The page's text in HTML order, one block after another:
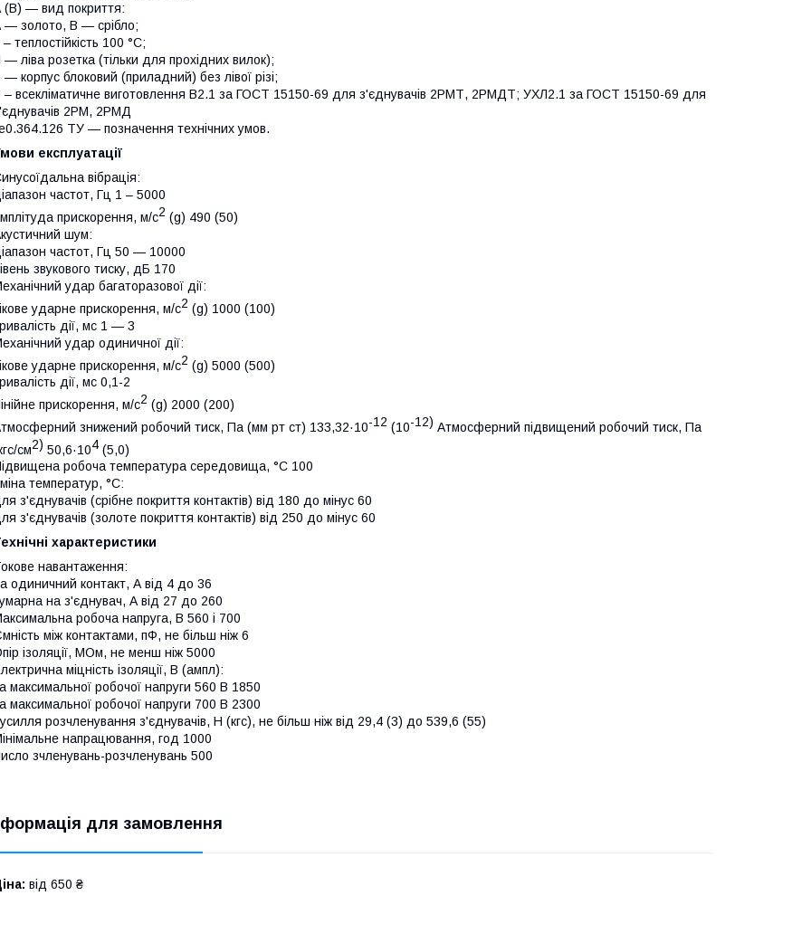
(В) — вид покриття:
— золото, В — срібло;
– теплостійкість 100 °C;
— ліва розетка (тільки для прохідних вилок);
— корпус блоковий (приладний) без лівої різі;
– всекліматичне виготовлення B2.1 за ГОСТ 15150-69 для з'єднувачів 2РМТ, 2РМДТ; УХЛ2.1 за ГОСТ 15150-69 для
2РМ, 2РМД
ТУ — позначення технічних умов.
експлуатації
вібрація:
частот, Гц 1 – 5000
прискорення, м/с2 (g) 490 (50)
шум:
частот, Гц 50 — 10000
звукового тиску, дБ 170
удар багаторазової дії:
ударне прискорення, м/с2 (g) 1000 (100)
дії, мс 1 — 3
удар одиничної дії:
ударне прискорення, м/с2 (g) 5000 (500)
дії, мс 0,1-2
прискорення, м/с2 (g) 2000 (200)
знижений робочий тиск, Па (мм рт ст) 133,32·10-12 (10-12) Атмосферний підвищений робочий тиск, Па
см2) 50,6·104 (5,0)
робоча температура середовища, °С 100
температур, °C:
з'єднувачів (срібне покриття контактів) від 180 до мінус 60
з'єднувачів (золоте покриття контактів) від 250 до мінус 60
характеристики
навантаження:
одиничний контакт, А від 4 до 36
на з'єднувач, А від 27 до 260
робоча напруга, В 560 і 700
між контактами, пФ, не більш ніж 6
ізоляції, МОм, не менш ніж 5000
міцність ізоляції, В (ампл):
максимальної робочої напруги 560 В 1850
максимальної робочої напруги 700 В 2300
розчленування з'єднувачів, Н (кгс), не більш ніж від 29,4 (3) до 539,6 (55)
напрацювання, год 1000
зчленувань-розчленувань 500
для замовлення
від 650 ₴